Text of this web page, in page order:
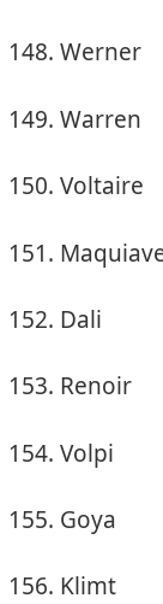
Werner
Warren
Voltaire
Dali
Renoir
Volpi
Goya
Klimt